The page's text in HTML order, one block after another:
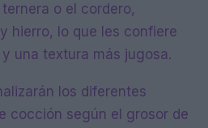
o el cordero,
hierro, lo que les confiere
una textura más jugosa.
los diferentes
cocción según el grosor de